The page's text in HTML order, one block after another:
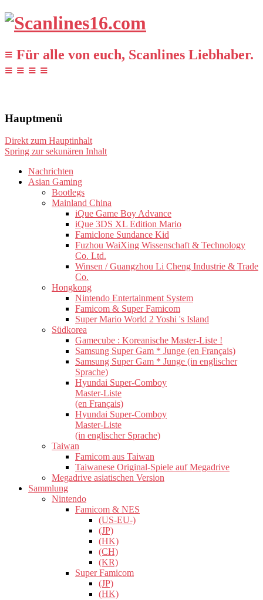
≡ Für alle von euch, Scanlines Liebhaber.
≡ ≡ ≡ ≡
Hauptmenü
Direkt zum Hauptinhalt
Spring zur sekunären Inhalt
Nachrichten
Asian Gaming
Bootlegs
Mainland China
iQue Game Boy Advance
iQue 3DS XL Edition Mario
Famiclone Sundance Kid
Fuzhou WaiXing Wissenschaft & Technology
Co. Ltd.
Winsen / Guangzhou Li Cheng Industrie & Trade
Co.
Hongkong
Nintendo Entertainment System
Famicom & Super Famicom
Super Mario World 2 Yoshi 's Island
Südkorea
Gamecube : Koreanische Master-Liste !
Samsung Super Gam * Junge (en Français)
Samsung Super Gam * Junge (in englischer
Sprache)
Hyundai Super-Comboy
Master-Liste
(en Français)
Hyundai Super-Comboy
Master-Liste
(in englischer Sprache)
Taiwan
Famicom aus Taiwan
Taiwanese Original-Spiele auf Megadrive
Megadrive asiatischen Version
Sammlung
Nintendo
Famicom & NES
(US-EU-)
(JP)
(HK)
(CH)
(KR)
Super Famicom
(JP)
(HK)